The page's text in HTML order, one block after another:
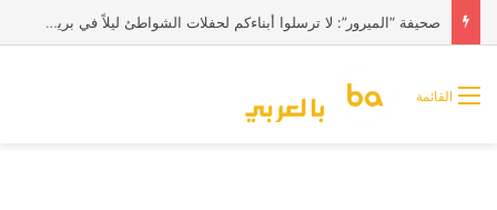
صحيفة “الميرور”: لا ترسلوا أبناءكم لحفلات الشواطئ ليلاً في بريطانيا
القائمة